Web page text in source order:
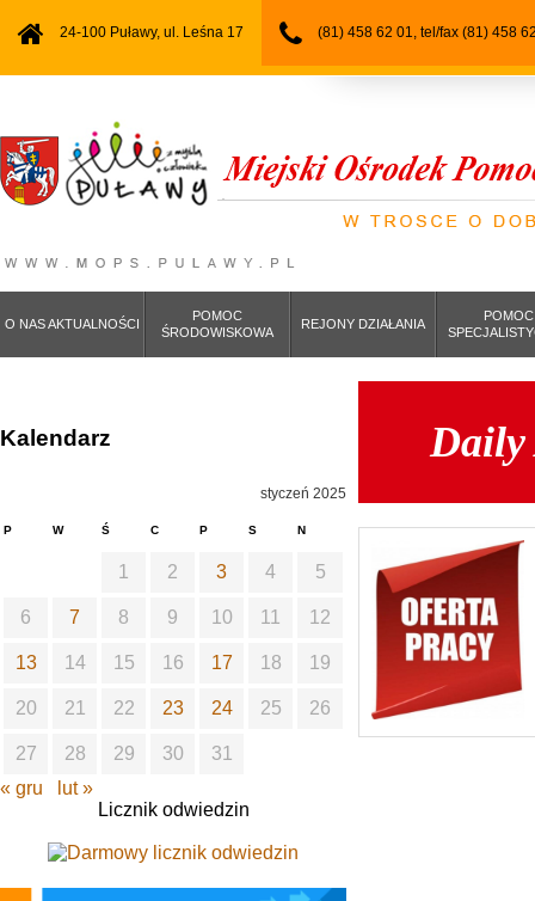
24-100 Puławy, ul. Leśna 17 (81) 458 62 01, tel/fax (81) 458
O NAS AKTUALNOŚCI
POMOC
ŚRODOWISKOWA
REJONY DZIAŁANIA
POMOC
Kalendarz
styczeń 2025
P W Ś C P S N
1 2 3 4 5
6 7 8 9 10 11 12
13 14 15 16 17 18 19
20 21 22 23 24 25 26
27 28 29 30
31
« gru
lut »
Licznik odwiedzin